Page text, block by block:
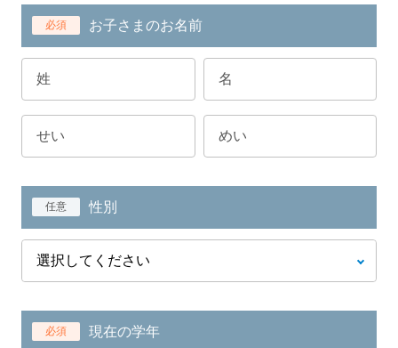
必須 お子さまのお名前
任意 性別
必須 現在の学年